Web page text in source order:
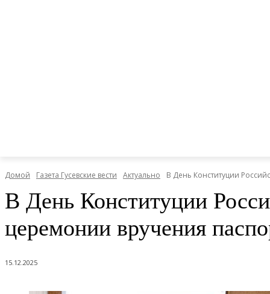
Домой Газета Гусевские вести Актуально В День Конституции
В День Конституции
церемонии вручения
15.12.2025